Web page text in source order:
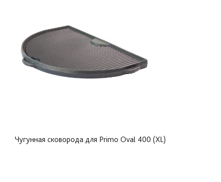
“Лучший новый продукт для барбекю в 2018” –
Steven Raichlen, barbecuebible.com
Чугунная сковорода для Primo Oval 400 (XL)